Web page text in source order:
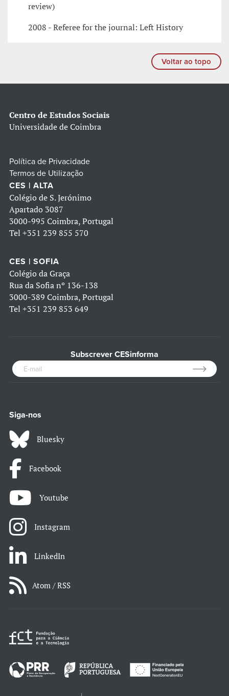
review)
2008 - Referee for the journal: Left History
Voltar ao topo
Centro de Estudos Sociais
Universidade de Coimbra
Política de Privacidade
Termos de Utilização
CES | ALTA
Colégio de S. Jerónimo
Apartado 3087
3000-995 Coimbra, Portugal
Tel +351 239 855 570
CES | SOFIA
Colégio da Graça
Rua da Sofia nº 136-138
3000-389 Coimbra, Portugal
Tel +351 239 853 649
Subscrever CESinforma
Siga-nos
Bluesky
Facebook
Youtube
Instagram
LinkedIn
Atom / RSS